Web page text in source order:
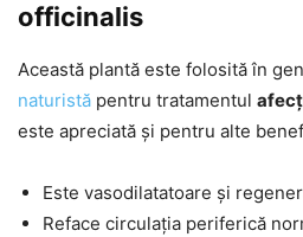
officinalis
Această plantă este folosită în
naturistă pentru tratamentul
este apreciată și pentru alte
Este vasodilatatoare și
Reface circulația periferică